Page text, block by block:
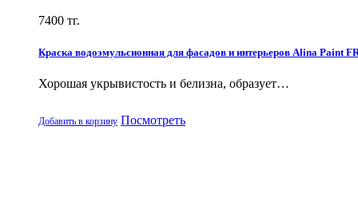
7400 тг.
Краска водоэмульсионная для фасадов и интерьеров Alina Paint
Хорошая укрывистость и белизна, образует…
Добавить в корзину Посмотреть